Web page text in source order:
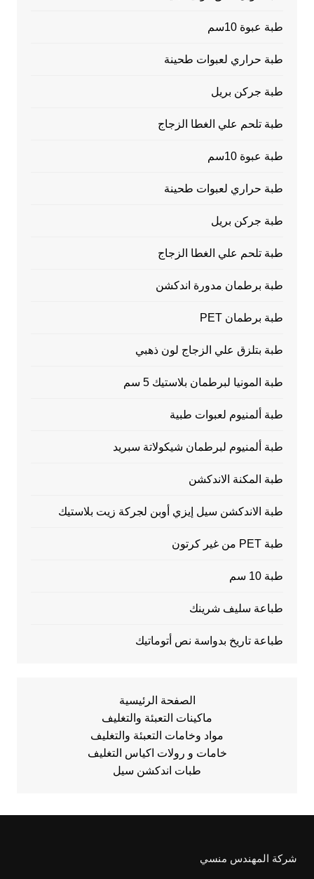
طبة عبوة 10سم
طبة حراري لعبوات طحينة
طبة جركن بريل
طبة تلحم علي الغطا الزجاج
طبة عبوة 10سم
طبة حراري لعبوات طحينة
طبة جركن بريل
طبة تلحم علي الغطا الزجاج
طبة برطمان مدورة اندكشن
طبة برطمان PET
طبة بتلزق علي الزجاج لون ذهبي
طبة المونيا لبرطمان بلاستيك 5 سم
طبة ألمنيوم لعبوات طبية
طبة ألمنيوم لبرطمان شيكولاتة سبريد
طبة المكنة الاندكشن
طبة الاندكشن سيل إيزي أوبن لجركة زيت بلاستيك
طبة PET من غير كرتون
طبة 10 سم
طباعة سليف شرينك
طباعة تاريخ بدواسة نص أتوماتيك
الصفحة الرئيسية
ماكينات التعبئة والتغليف
مواد وخامات التعبئة والتغليف
خامات و رولات اكياس التغليف
طبات اندكشن سيل
شركة المهندس منسي